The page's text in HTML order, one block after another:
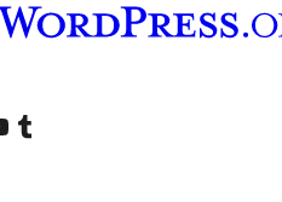
যান আমাদের টাম্বলার অ্যাকাউন্ট দেখুন